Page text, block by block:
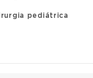
pediátrica